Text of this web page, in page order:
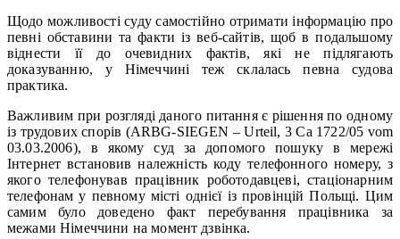
Щодо можливості суду самостійно отримати інформацію про
певні обставини та факти із веб-сайтів, щоб в подальшому
віднести її до очевидних фактів, які не підлягають
доказуванню, у Німеччині теж склалась певна судова
практика.
Важливим при розгляді даного питання є рішення по одному
із трудових спорів (ARBG-SIEGEN – Urteil, 3 Ca 1722/05 vom
03.03.2006), в якому суд за допомого пошуку в мережі
Інтернет встановив належність коду телефонного номеру, з
якого телефонував працівник роботодавцеві, стаціонарним
телефонам у певному місті однієї із провінцій Польщі. Цим
самим було доведено факт перебування працівника за
межами Німеччини на момент дзвінка.